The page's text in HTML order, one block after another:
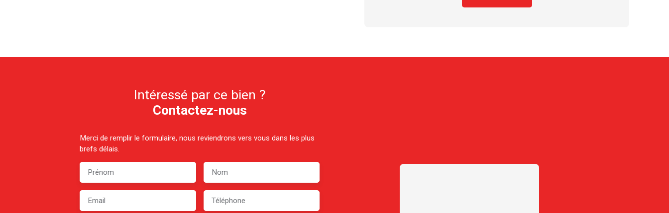
Intéressé par ce bien ?
Contactez-nous
Merci de remplir le formulaire, nous reviendrons vers vous dans les plus
brefs délais.
Prénom Nom
Email Téléphone